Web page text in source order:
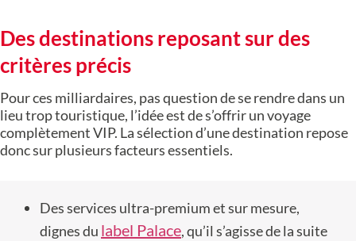
Des destinations reposant sur des
critères précis
Pour ces milliardaires, pas question de se rendre dans un
lieu trop touristique, l’idée est de s’offrir un voyage
complètement VIP. La sélection d’une destination repose
donc sur plusieurs facteurs essentiels.
Des services ultra-premium et sur mesure,
dignes du label Palace, qu’il s’agisse de la suite